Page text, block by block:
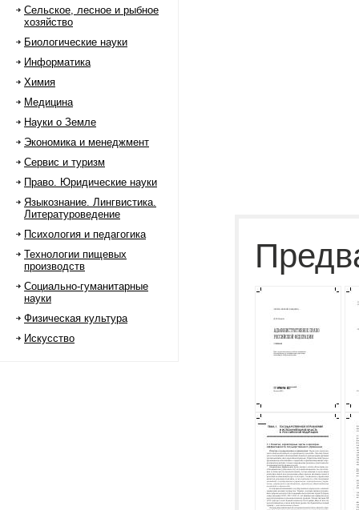
Сельское, лесное и рыбное
хозяйство
Биологические науки
Информатика
Химия
Медицина
Науки о Земле
Экономика и менеджмент
Сервис и туризм
Право. Юридические науки
Языкознание. Лингвистика.
Литературоведение
Психология и педагогика
Технологии пищевых
производств
Социально-гуманитарные
науки
Физическая культура
Искусство